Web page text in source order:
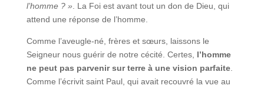
l’homme ? » . La Foi est avant tout un don de Dieu, qui
attend une réponse de l’homme.
Comme l’aveugle-né, frères et sœurs, laissons le
Seigneur nous guérir de notre cécité. Certes, l’homme
ne peut pas parvenir sur terre à une vision parfaite.
Comme l’écrivit saint Paul, qui avait recouvré la vue au